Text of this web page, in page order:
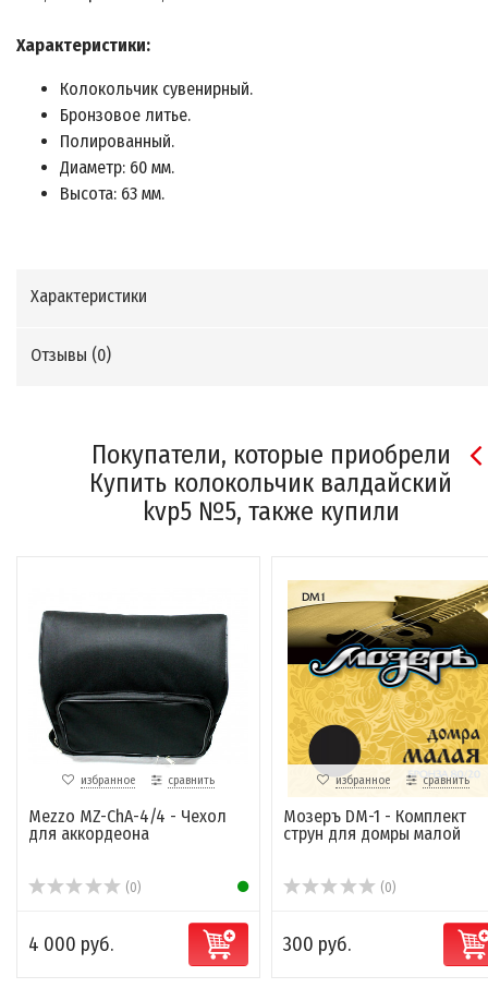
Характеристики:
Колокольчик сувенирный.
Бронзовое литье.
Полированный.
Диаметр: 60 мм.
Высота: 63 мм.
Характеристики
Отзывы (0)
Покупатели, которые приобрели
Купить колокольчик валдайский
kvp5 №5, также купили
избранное сравнить
Mezzo MZ-ChA-4/4 - Чехол
для аккордеона
(0)
4 000 руб.
избранное сравнить
Мозеръ DM-1 - Комплект
струн для домры малой
(0)
300 руб.